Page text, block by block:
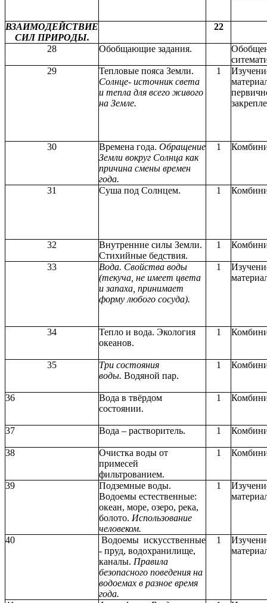
ВЗАИМОДЕЙСТВИЕ
СИЛ ПРИРОДЫ.
22
28 Обобщающие задания.
29
Тепловые пояса Земли.
Солнце- источник света
и тепла для всего живого
на Земле.
1
30 Времена года. Обращение
Земли вокруг Солнца как
причина смены времен
года.
1
31 Суша под Солнцем. 1
32
Внутренние силы Земли.
Стихийные бедствия.
1
33
Вода. Свойства воды
(текуча, не имеет цвета
и запаха, принимает
форму любого сосуда).
1
34
Тепло и вода. Экология
океанов.
1
35
Три состояния
воды. Водяной пар.
1
36
Вода в твёрдом
состоянии.
1
37 Вода – растворитель. 1
38
Очистка воды от
примесей
фильтрованием.
1
39
Подземные воды.
Водоемы естественные:
океан, море, озеро, река,
болото. Использование
человеком.
1
40
Водоемы искусственные
- пруд, водохранилище,
каналы. Правила
безопасного поведения на
водоемах в разное время
года.
1